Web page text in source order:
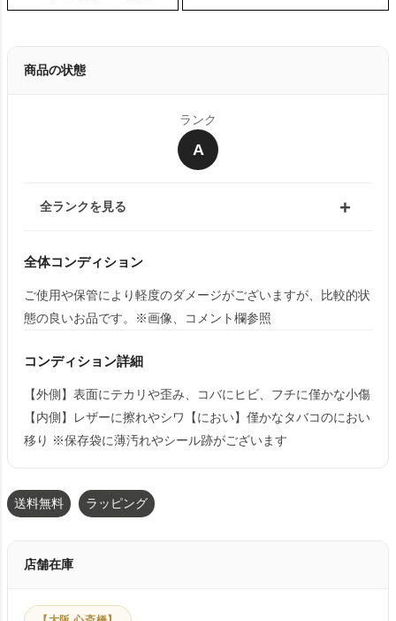
商品の状態
ランク
A
全ランクを見る
全体コンディション
ご使用や保管により軽度のダメージがございますが、比較的状
態の良いお品です。※画像、コメント欄参照
コンディション詳細
【外側】表面にテカリや歪み、コバにヒビ、フチに僅かな小傷
【内側】レザーに擦れやシワ【におい】僅かなタバコのにおい
移り ※保存袋に薄汚れやシール跡がございます
送料無料 ラッピング
店舗在庫